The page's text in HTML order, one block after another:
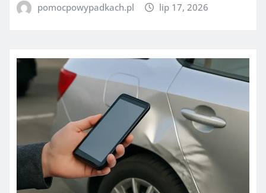
pomocpowypadkach.pl lip 17, 2026